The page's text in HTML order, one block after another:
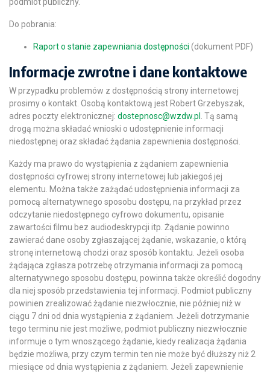
Do pobrania:
Raport o stanie zapewniania dostępności (dokument PDF)
Informacje zwrotne i dane kontaktowe
W przypadku problemów z dostępnością strony internetowej
prosimy o kontakt. Osobą kontaktową jest Robert Grzebyszak,
adres poczty elektronicznej: dostepnosc@wzdw.pl
. Tą samą
drogą można składać wnioski o udostępnienie informacji
niedostępnej oraz składać żądania zapewnienia dostępności.
Każdy ma prawo do wystąpienia z żądaniem zapewnienia
dostępności cyfrowej strony internetowej lub jakiegoś jej
elementu. Można także zażądać udostępnienia informacji za
pomocą alternatywnego sposobu dostępu, na przykład przez
odczytanie niedostępnego cyfrowo dokumentu, opisanie
zawartości filmu bez audiodeskrypcji itp. Żądanie powinno
zawierać dane osoby zgłaszającej żądanie, wskazanie, o którą
stronę internetową chodzi oraz sposób kontaktu. Jeżeli osoba
żądająca zgłasza potrzebę otrzymania informacji za pomocą
alternatywnego sposobu dostępu, powinna także określić dogodny
dla niej sposób przedstawienia tej informacji. Podmiot publiczny
powinien zrealizować żądanie niezwłocznie, nie później niż w
ciągu 7 dni od dnia wystąpienia z żądaniem. Jeżeli dotrzymanie
tego terminu nie jest możliwe, podmiot publiczny niezwłocznie
informuje o tym wnoszącego żądanie, kiedy realizacja żądania
będzie możliwa, przy czym termin ten nie może być dłuższy niż 2
miesiące od dnia wystąpienia z żądaniem. Jeżeli zapewnienie